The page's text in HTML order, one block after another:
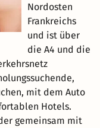
Nordosten
Frankreichs
und ist über
die A4 und die
mit dem Auto
Hotels.
gemeinsam mit